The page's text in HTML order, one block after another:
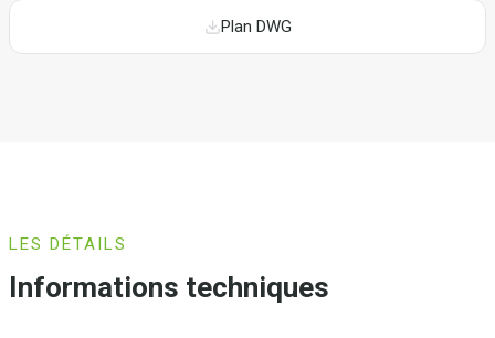
Plan DWG
LES DÉTAILS
Informations techniques